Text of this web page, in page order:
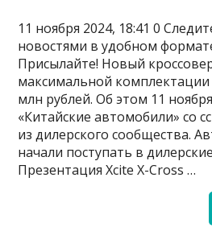
11 ноября 2024, 18:41 0
новостями в удобном
Присылайте! Новый
максимальной комплектации
млн рублей. Об этом 11
«Китайские автомобили» со
из дилерского сообщества.
начали поступать в
Презентация Xcite X-Cross …